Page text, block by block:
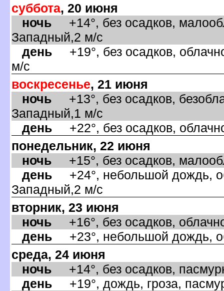
суббота, 20 июня
ночь +14°, без осадков,
Западный,2 м/с
день +19°, без осадков,
м/с
оскресенье, 21 июня
ночь +13°, без осадков,
Западный,1 м/с
день +22°, без осадков,
понедельник, 22 июня
ночь +15°, без осадков,
день +24°, небольшой дождь,
Западный,2 м/с
торник, 23 июня
ночь +16°, без осадков,
день +23°, небольшой дождь,
среда, 24 июня
ночь +14°, без осадков,
день +19°, дождь, гроза,